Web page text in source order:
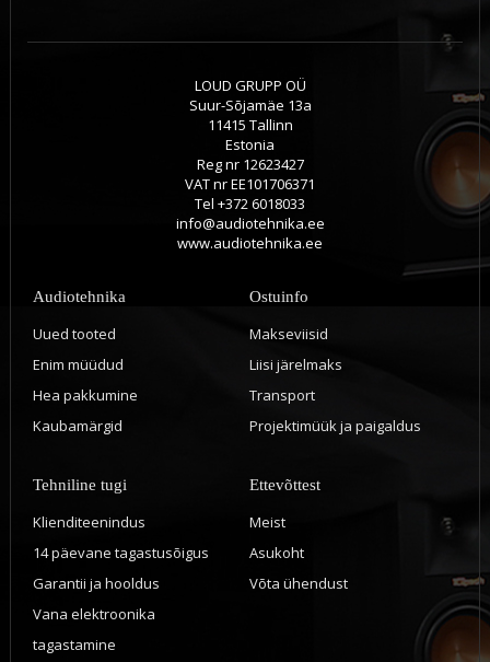
LOUD GRUPP OÜ
Suur-Sõjamäe 13a
11415 Tallinn
Estonia
Reg nr 12623427
VAT nr EE101706371
Tel +372 6018033
info@audiotehnika.ee
www.audiotehnika.ee
Audiotehnika
Uued tooted
Enim müüdud
Hea pakkumine
Kaubamärgid
Ostuinfo
Makseviisid
Liisi järelmaks
Transport
Projektimüük ja paigaldus
Tehniline tugi
Klienditeenindus
14 päevane tagastusõigus
Garantii ja hooldus
Vana elektroonika
tagastamine
Ettevõttest
Meist
Asukoht
Võta ühendust